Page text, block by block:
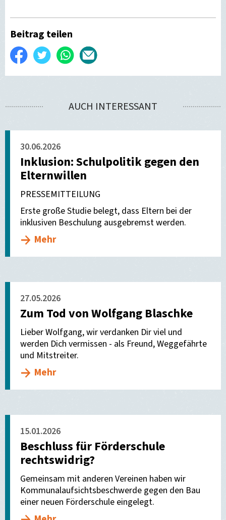
Beitrag teilen
Auf
Facebook
Twittern WhatsApp
E-
versenden
AUCH INTERESSANT
30.06.2026
Inklusion: Schulpolitik gegen den
Elternwillen
PRESSEMITTEILUNG
Erste große Studie belegt, dass Eltern bei der
inklusiven Beschulung ausgebremst werden.
Mehr
27.05.2026
Zum Tod von Wolfgang Blaschke
Lieber Wolfgang, wir verdanken Dir viel und
werden Dich vermissen - als Freund, Weggefährte
und Mitstreiter.
Mehr
15.01.2026
Beschluss für Förderschule
rechtswidrig?
Gemeinsam mit anderen Vereinen haben wir
Kommunalaufsichtsbeschwerde gegen den Bau
einer neuen Förderschule eingelegt.